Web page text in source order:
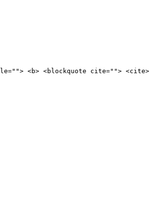
<b> <blockquote cite=""> <cite>